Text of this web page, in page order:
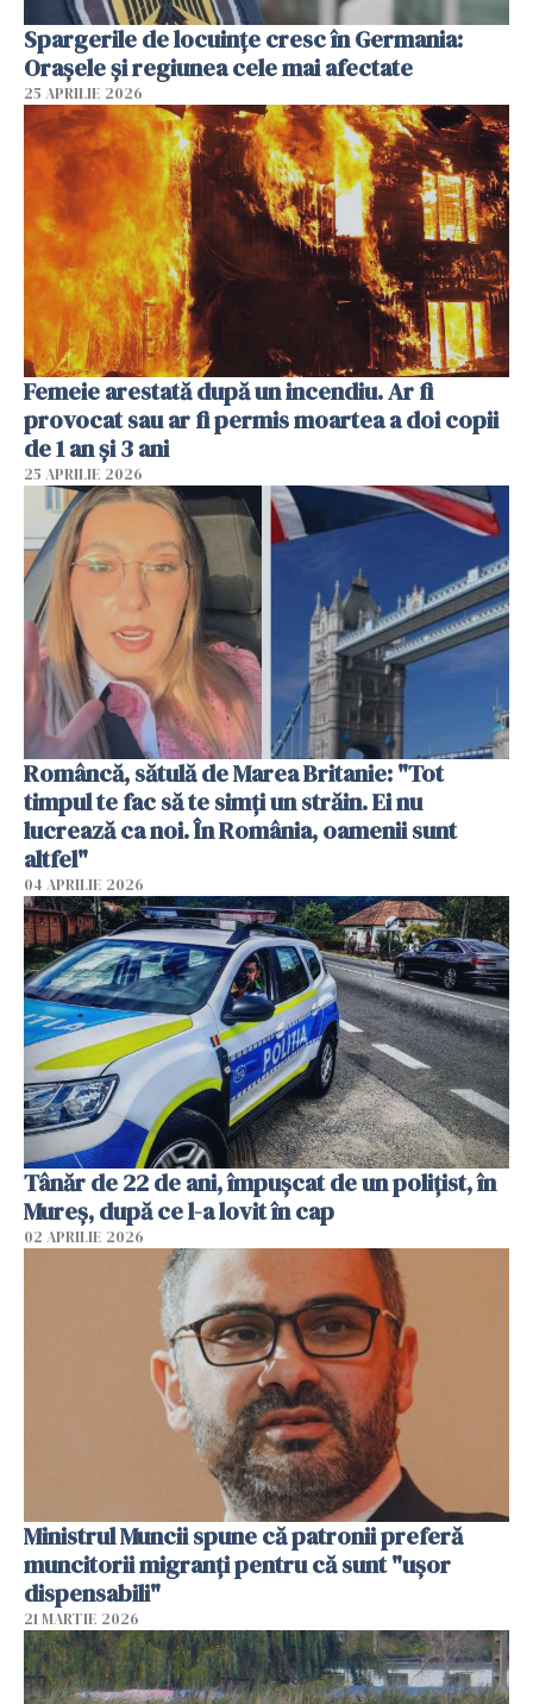
Spargerile de locuințe cresc în Germania:
Orașele și regiunea cele mai afectate
25 APRILIE 2026
Femeie arestată după un incendiu. Ar fi
provocat sau ar fi permis moartea a doi copii
de 1 an și 3 ani
25 APRILIE 2026
Româncă, sătulă de Marea Britanie: "Tot
timpul te fac să te simți un străin. Ei nu
lucrează ca noi. În România, oamenii sunt
altfel"
04 APRILIE 2026
Tânăr de 22 de ani, împușcat de un polițist, în
Mureș, după ce l-a lovit în cap
02 APRILIE 2026
Ministrul Muncii spune că patronii preferă
muncitorii migranți pentru că sunt "uşor
dispensabili"
21 MARTIE 2026